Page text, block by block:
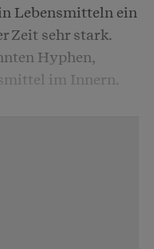
Lebensmitteln ein
Zeit sehr stark.
Hyphen,
im Innern.